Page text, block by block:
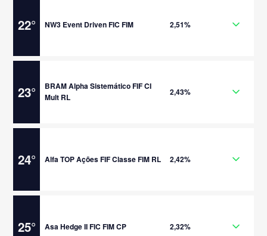
22° NW3 Event Driven FIC FIM 2,51%
23°
BRAM Alpha Sistemático FIF CI
Mult RL
2,43%
24° Alfa TOP Ações FIF Classe FIM RL 2,42%
25° Asa Hedge II FIC FIM CP 2,32%